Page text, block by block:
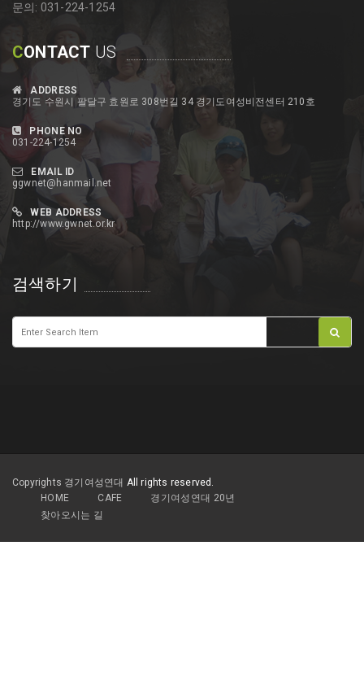
문의: 031-224-1254
CONTACT US
ADDRESS
경기도 수원시 팔달구 효원로 308번길 34 경기도여성비전센터 210호
PHONE NO
031-224-1254
EMAIL ID
ggwnet@hanmail.net
WEB ADDRESS
http://www.gwnet.or.kr
검색하기
Copyrights 경기여성연대 All rights reserved.
HOME
CAFE
경기여성연대 20년
찾아오시는 길